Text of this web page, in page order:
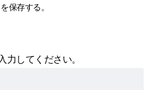
保存する。
力してください。